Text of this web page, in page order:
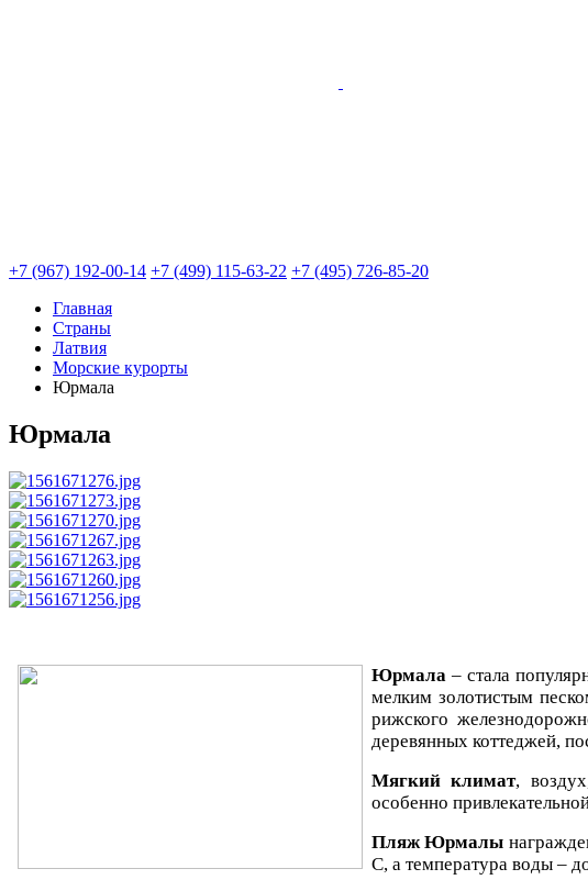
+7 (967) 192-00-14 +7 (499) 115-63-22 +7 (495) 726-85-20
Главная
Страны
Латвия
Морские курорты
Юрмала
Юрмала
Юрмала – стала
мелким золотистым
рижского
деревянных коттеджей,
Мягкий климат,
особенно
Пляж Юрмалы
С, а температура воды –